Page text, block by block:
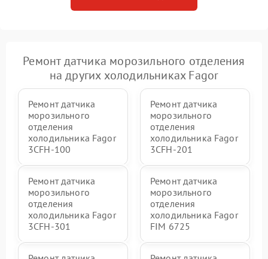
Ремонт датчика морозильного отделения
на других холодильниках Fagor
Ремонт датчика
морозильного
отделения
холодильника Fagor
3CFH-100
Ремонт датчика
морозильного
отделения
холодильника Fagor
3CFH-201
Ремонт датчика
морозильного
отделения
холодильника Fagor
3CFH-301
Ремонт датчика
морозильного
отделения
холодильника Fagor
FIM 6725